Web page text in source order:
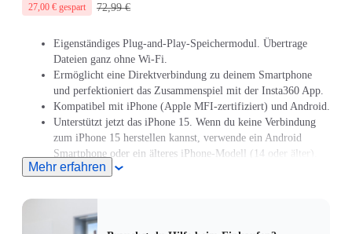
27,00 € gespart 72,99 €
Eigenständiges Plug-and-Play-Speichermodul. Übertrage
Dateien ganz ohne Wi-Fi.
Ermöglicht eine Direktverbindung zu deinem Smartphone
und perfektioniert das Zusammenspiel mit der Insta360 App.
Kompatibel mit iPhone (Apple MFI-zertifiziert) und Android.
Unterstützt jetzt das iPhone 15. Wenn du keine Verbindung
zum iPhone 15 herstellen kannst, verwende ein Android
Smartphone oder ein älteres iPhone-Modell (14 oder älter),
um die Quick Reader-Firmware auf die neueste Version und
aktualisieren.
Mehr erfahren